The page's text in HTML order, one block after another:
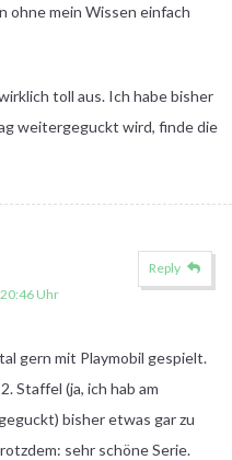
ohne mein Wissen einfach
toll aus. Ich habe bisher
weitergeguckt wird, finde die
Uhr
gern mit Playmobil gespielt.
Staffel (ja, ich hab am
bisher etwas gar zu
sehr schöne Serie.
Reply